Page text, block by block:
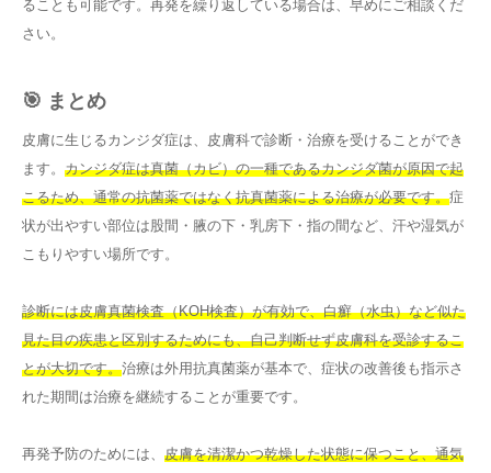
ることも可能です。再発を繰り返している場合は、早めにご相談くだ
さい。
🎯 まとめ
皮膚に生じるカンジダ症は、皮膚科で診断・治療を受けることができ
ます。 カンジダ症は真菌（カビ）の一種であるカンジダ菌が原因で起
こるため、通常の抗菌薬ではなく抗真菌薬による治療が必要です。症
状が出やすい部位は股間・腋の下・乳房下・指の間など、汗や湿気が
こもりやすい場所です。
診断には皮膚真菌検査（KOH検査）が有効で、白癬（水虫）など似た
見た目の疾患と区別するためにも、自己判断せず皮膚科を受診するこ
とが大切です。治療は外用抗真菌薬が基本で、症状の改善後も指示さ
れた期間は治療を継続することが重要です。
再発予防のためには、 皮膚を清潔かつ乾燥した状態に保つこと、通気